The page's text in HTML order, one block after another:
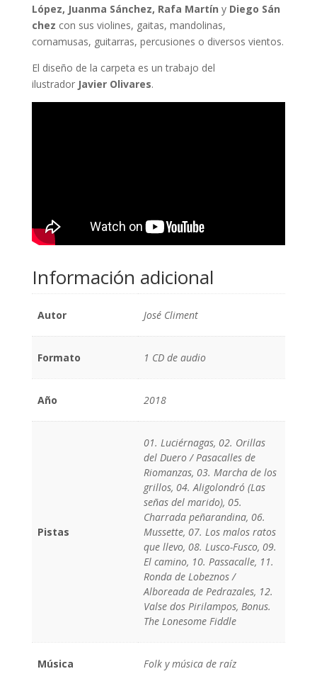
López, Juanma Sánchez, Rafa Martín y Diego Sán
chez con sus violines, gaitas, mandolinas,
cornamusas, guitarras, percusiones o diversos vientos.
El diseño de la carpeta es un trabajo del
ilustrador Javier Olivares.
Información adicional
Autor José Climent
Formato 1 CD de audio
Año 2018
Pistas
01. Luciérnagas, 02. Orillas
del Duero / Pasacalles de
Riomanzas, 03. Marcha de los
grillos, 04. Aligolondró (Las
señas del marido), 05.
Charrada peñarandina, 06.
Mussette, 07. Los malos ratos
que llevo, 08. Lusco-Fusco, 09.
El camino, 10. Passacalle, 11.
Ronda de Lobeznos /
Alboreada de Pedrazales, 12.
Valse dos Pirilampos, Bonus.
The Lonesome Fiddle
Música Folk y música de raíz